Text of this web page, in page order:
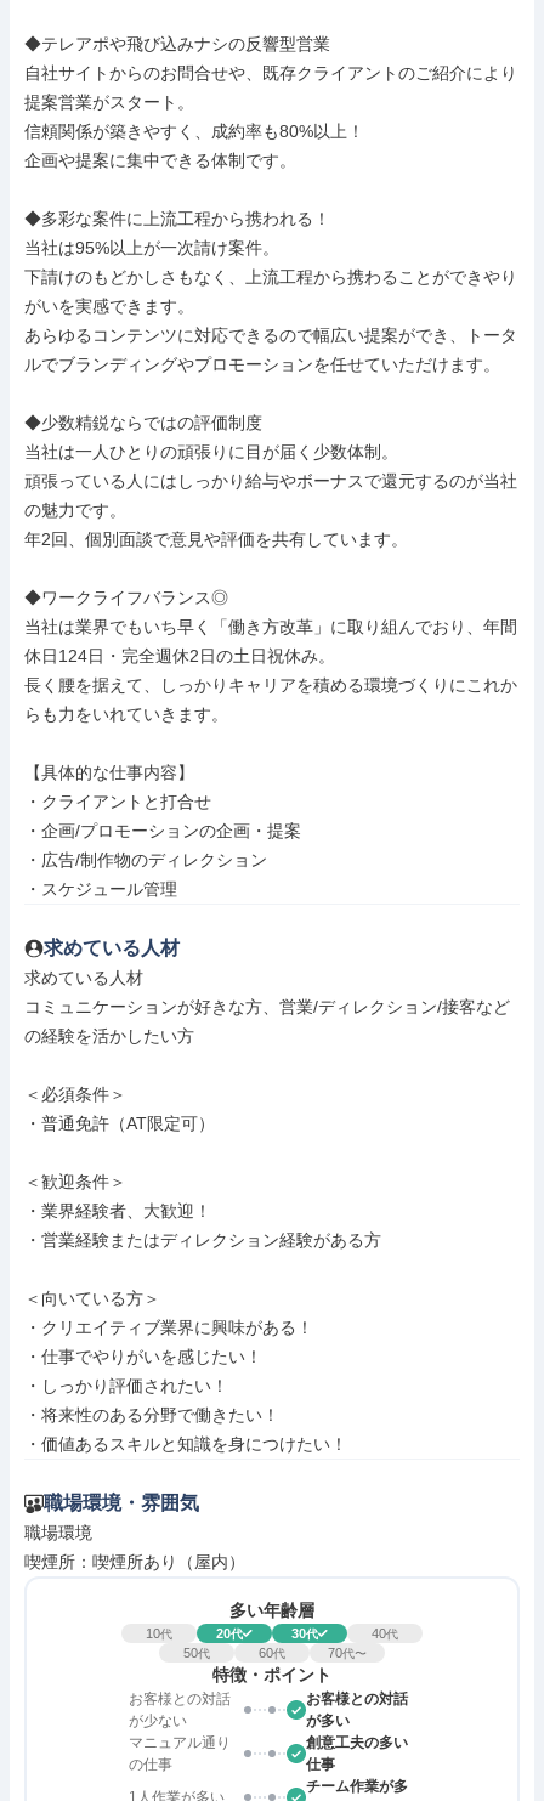
◆テレアポや飛び込みナシの反響型営業
自社サイトからのお問合せや、既存クライアントのご紹介により
提案営業がスタート。
信頼関係が築きやすく、成約率も80%以上！
企画や提案に集中できる体制です。
◆多彩な案件に上流⼯程から携われる！
当社は95%以上が⼀次請け案件。
下請けのもどかしさもなく、上流⼯程から携わることができやり
がいを実感できます。
あらゆるコンテンツに対応できるので幅広い提案ができ、トータ
ルでブランディングやプロモーションを任せていただけます。
◆少数精鋭ならではの評価制度
当社は⼀⼈ひとりの頑張りに目が届く少数体制。
頑張っている⼈にはしっかり給与やボーナスで還元するのが当社
の魅⼒です。
年2回、個別⾯談で意⾒や評価を共有しています。
◆ワークライフバランス◎
当社は業界でもいち早く「働き方改革」に取り組んでおり、年間
休日124日・完全週休2日の土日祝休み。
長く腰を据えて、しっかりキャリアを積める環境づくりにこれか
らも力をいれていきます。
【具体的な仕事内容】
・クライアントと打合せ
・企画/プロモーションの企画・提案
・広告/制作物のディレクション
・スケジュール管理
求めている人材
求めている人材
コミュニケーションが好きな⽅、営業/ディレクション/接客など
の経験を活かしたい⽅
＜必須条件＞
・普通免許（AT限定可）
＜歓迎条件＞
・業界経験者、大歓迎！
・営業経験またはディレクション経験がある⽅
＜向いている⽅＞
・クリエイティブ業界に興味がある！
・仕事でやりがいを感じたい！
・しっかり評価されたい！
・将来性のある分野で働きたい！
・価値あるスキルと知識を⾝につけたい！
職場環境・雰囲気
職場環境
喫煙所：喫煙所あり（屋内）
多い年齢層
10代 20代 30代 40代
50代 60代 70代〜
特徴・ポイント
お客様との対話
が少ない
お客様との対話
が多い
マニュアル通り
の仕事
創意工夫の多い
仕事
1人作業が多い
チーム作業が多